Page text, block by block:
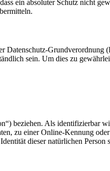
ein absoluter Schutz nicht
Datenschutz-Grundverordnung
sein. Um dies zu
beziehen. Als identifizierbar
zu einer Online-Kennung
dieser natürlichen Person